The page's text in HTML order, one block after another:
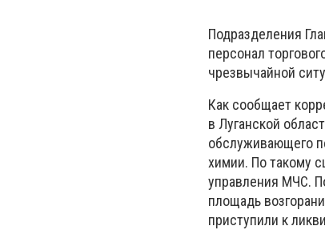
Подразделения
персонал
чрезвычайной
Как сообщает
в Луганской
обслуживающего
химии. По такому
управления МЧС.
площадь
приступили к